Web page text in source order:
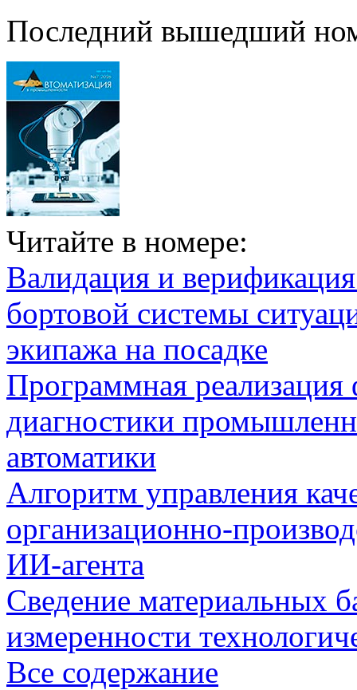
Последний вышедший
Читайте в номере:
Валидация и
бортовой системы
экипажа на посадке
Программная
диагностики
автоматики
Алгоритм управления
организационно-
ИИ-агента
Сведение материальных
измеренности
Все содержание